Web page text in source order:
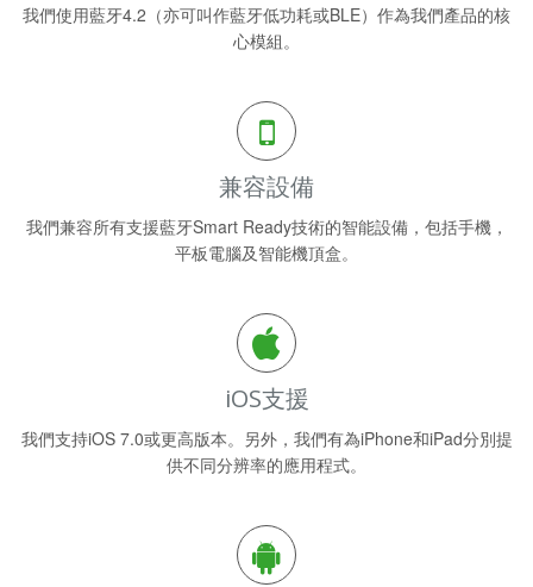
我們使用藍牙4.2（亦可叫作藍牙低功耗或BLE）作為我們產品的核
心模組。
兼容設備
我們兼容所有支援藍牙Smart Ready技術的智能設備，包括手機，
平板電腦及智能機頂盒。
iOS支援
我們支持iOS 7.0或更高版本。另外，我們有為iPhone和iPad分別提
供不同分辨率的應用程式。